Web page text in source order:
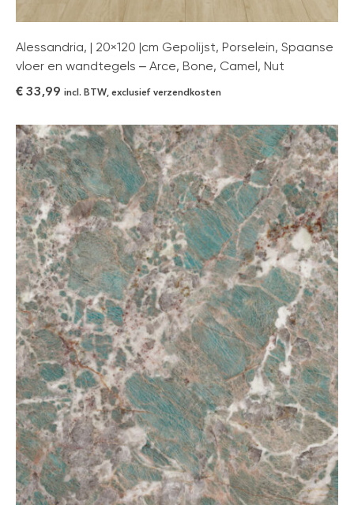
Alessandria, | 20×120 |cm Gepolijst, Porselein, Spaanse
vloer en wandtegels – Arce, Bone, Camel, Nut
€ 33,99 incl. BTW, exclusief verzendkosten